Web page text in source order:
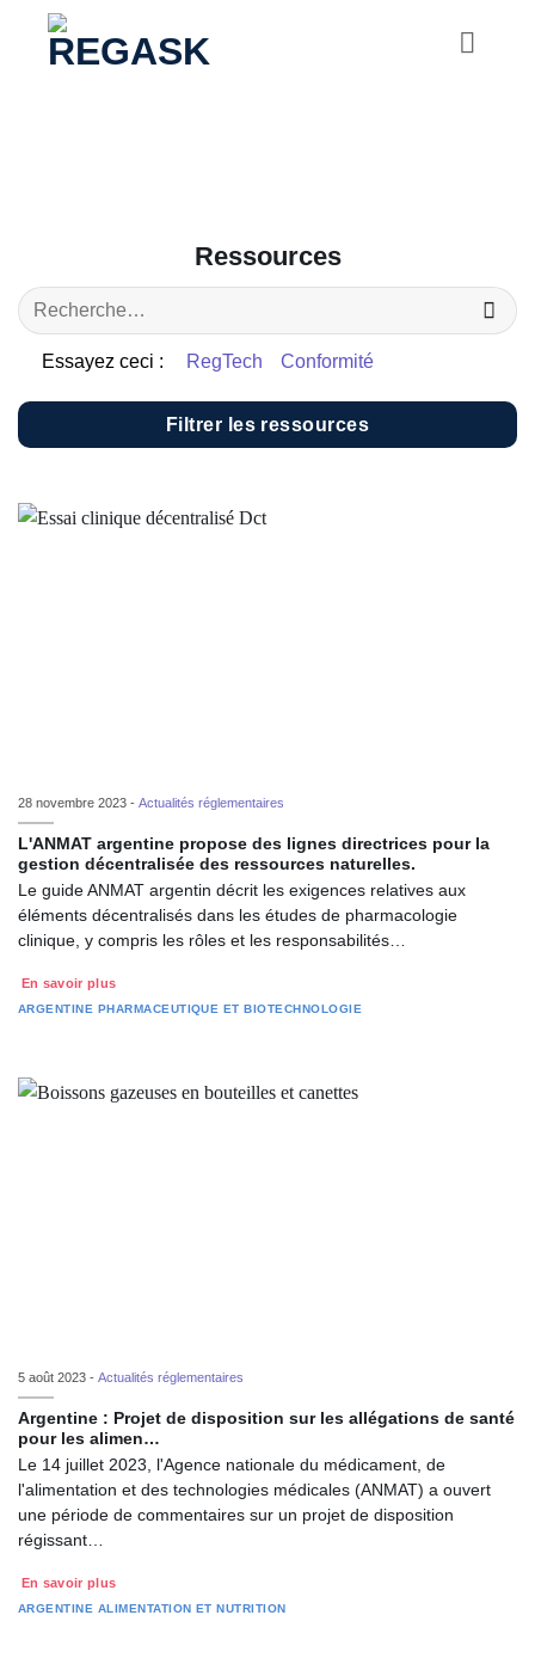
Passer
Ressources
Essayez ceci : RegTech Conformité
Filtrer les ressources
28 novembre 2023 - Actualités réglementaires
L'ANMAT argentine propose des lignes directrices pour la
gestion décentralisée des ressources naturelles.
Le guide ANMAT argentin décrit les exigences relatives aux
éléments décentralisés dans les études de pharmacologie
clinique, y compris les rôles et les responsabilités…
En savoir plus
ARGENTINE PHARMACEUTIQUE ET BIOTECHNOLOGIE
5 août 2023 - Actualités réglementaires
Argentine : Projet de disposition sur les allégations de santé
pour les alimen…
Le 14 juillet 2023, l'Agence nationale du médicament, de
l'alimentation et des technologies médicales (ANMAT) a ouvert
une période de commentaires sur un projet de disposition
régissant…
En savoir plus
ARGENTINE ALIMENTATION ET NUTRITION